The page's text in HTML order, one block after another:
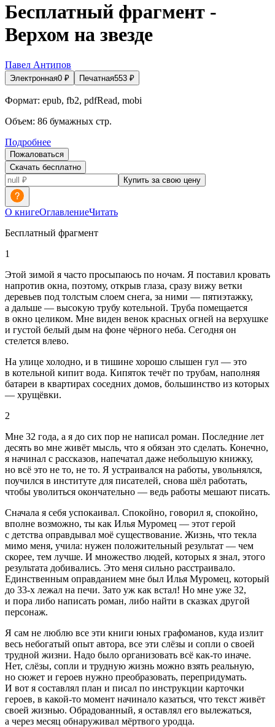
Бесплатный фрагмент -
Верхом на звезде
Павел Антипов
Электронная0 ₽ Печатная553 ₽
Формат: epub, fb2, pdfRead, mobi
Объем: 86 бумажных стр.
Подробнее
Пожаловаться
Скачать бесплатно
Купить за свою цену
О книгеОглавлениеЧитать
Бесплатный фрагмент
1
Этой зимой я часто просыпаюсь по ночам. Я поставил кровать
напротив окна, поэтому, открыв глаза, сразу вижу ветки
деревьев под толстым слоем снега, за ними ― пятиэтажку,
а дальше ― высокую трубу котельной. Труба помещается
в окно целиком. Мне виден венок красных огней на верхушке
и густой белый дым на фоне чёрного неба. Сегодня он
стелется влево.
На улице холодно, и в тишине хорошо слышен гул ― это
в котельной кипит вода. Кипяток течёт по трубам, наполняя
батареи в квартирах соседних домов, большинство из которых
― хрущёвки.
2
Мне 32 года, а я до сих пор не написал роман. Последние лет
десять во мне живёт мысль, что я обязан это сделать. Конечно,
я начинал с рассказов, напечатал даже небольшую книжку,
но всё это не то, не то. Я устраивался на работы, увольнялся,
поучился в институте для писателей, снова шёл работать,
чтобы уволиться окончательно ― ведь работы мешают писать.
Сначала я себя успокаивал. Спокойно, говорил я, спокойно,
вполне возможно, ты как Илья Муромец ― этот герой
с детства оправдывал моё существование. Жизнь, что текла
мимо меня, учила: нужен положительный результат ― чем
скорее, тем лучше. И множество людей, которых я знал, этого
результата добивались. Это меня сильно расстраивало.
Единственным оправданием мне был Илья Муромец, который
до 33-х лежал на печи. Зато уж как встал! Но мне уже 32,
и пора либо написать роман, либо найти в сказках другой
персонаж.
Я сам не люблю все эти книги юных графоманов, куда излит
весь небогатый опыт автора, все эти слёзы и сопли о своей
трудной жизни. Надо было организовать всё как-то иначе.
Нет, слёзы, сопли и трудную жизнь можно взять реальную,
но сюжет и героев нужно преобразовать, перепридумать.
И вот я составлял план и писал по инструкции карточки
героев, в какой-то момент начинало казаться, что текст живёт
своей жизнью. Обрадованный, я оставлял его вылежаться,
а через месяц обнаруживал мёртвого уродца.